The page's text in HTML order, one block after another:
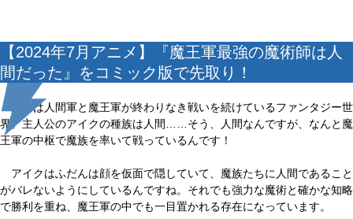
【2024年7月アニメ】『魔王軍最強の魔術師は人
間だった』をコミック版で先取り！
舞台は人間軍と魔王軍が終わりなき戦いを続けているファンタジー世
界。主人公のアイクの種族は人間……そう、人間なんですが、なんと魔
王軍の中枢で魔族を率いて戦っているんです！
アイクはふだんは顔を仮面で隠していて、魔族たちに人間であること
がバレないようにしているんですね。それでも強力な魔術と確かな知略
で勝利を重ね、魔王軍の中でも一目置かれる存在になっています。